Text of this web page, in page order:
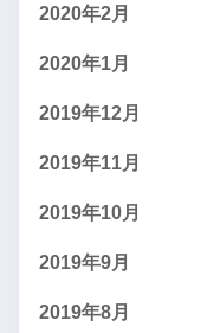
2020年2月
2020年1月
2019年12月
2019年11月
2019年10月
2019年9月
2019年8月